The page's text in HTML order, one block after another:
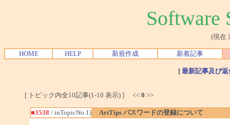
Software
(現在
HOME HELP 新規作成 新着記事
[ 最新記事及び
[ トピック内全10記事(1-10 表示) ] << 0 >>
■3538 / inTopicNo.1) ArtTips パスワードの登録について